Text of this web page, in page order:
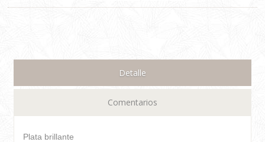
Detalle
Comentarios
Plata brillante